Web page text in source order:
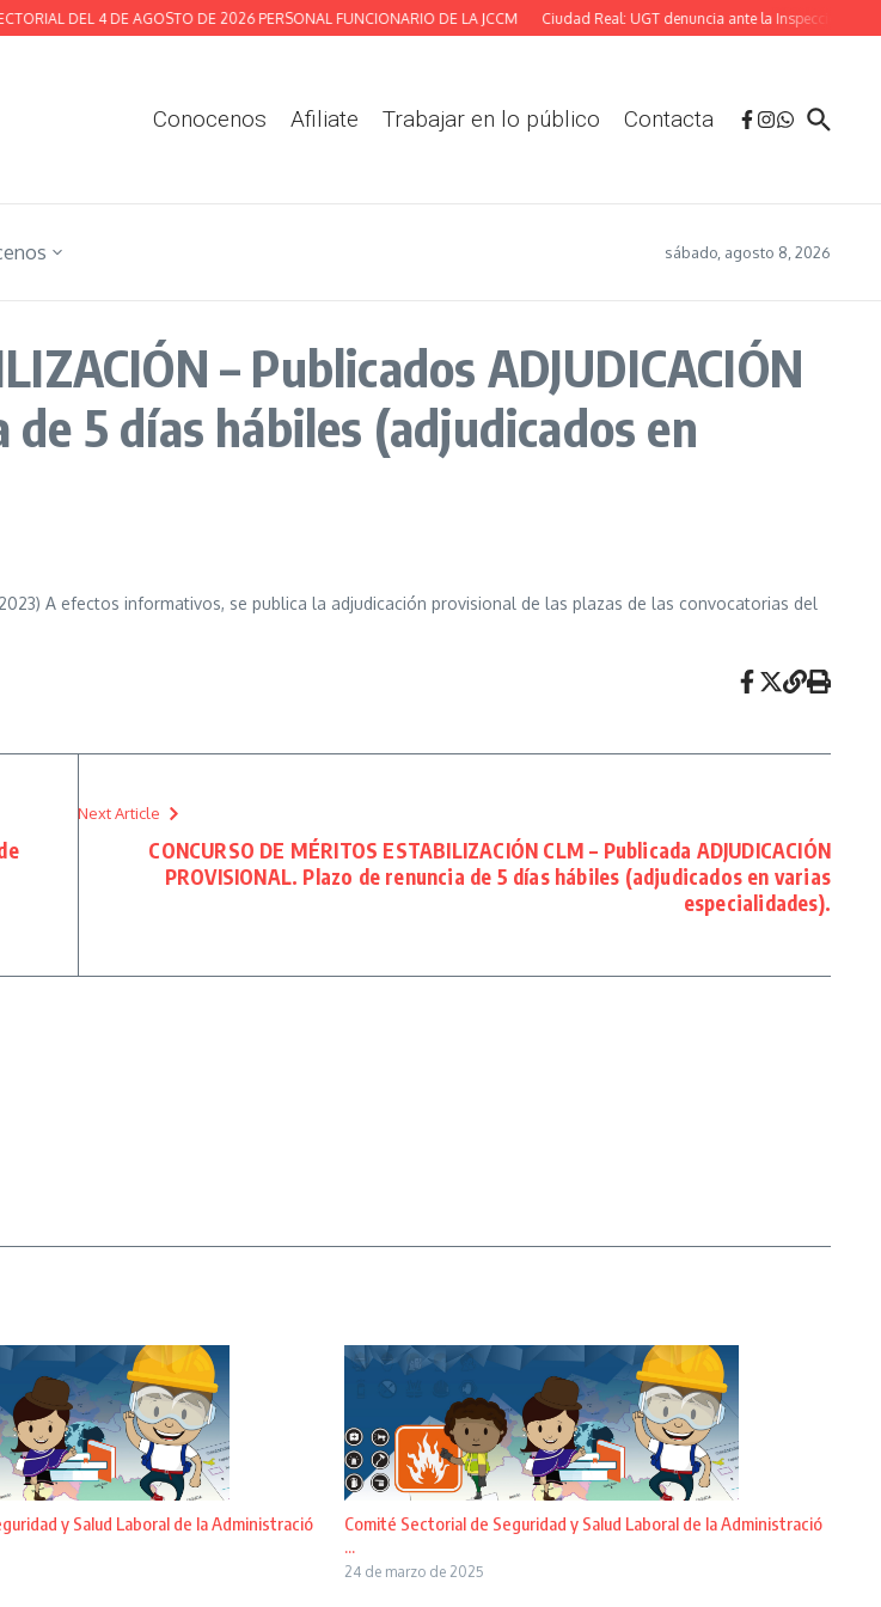
DEL 4 DE AGOSTO DE 2026 PERSONAL FUNCIONARIO DE LA JCCM Ciudad Real: UGT denuncia ante la Inspección las
Conocenos Afiliate Trabajar en lo público Contacta
sábado, agosto 8, 2026
– Publicados ADJUDICACIÓN
de 5 días hábiles (adjudicados en
A efectos informativos, se publica la adjudicación provisional de las plazas de las convocatorias del
Next Article
CONCURSO DE MÉRITOS ESTABILIZACIÓN CLM – Publicada ADJUDICACIÓN
PROVISIONAL. Plazo de renuncia de 5 días hábiles (adjudicados en varias
especialidades).
y Salud Laboral de la Administració
Comité Sectorial de Seguridad y Salud Laboral de la Administració
...
24 de marzo de 2025